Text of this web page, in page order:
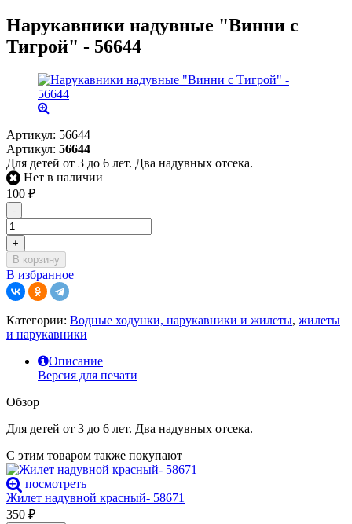
Нарукавники надувные "Винни с
Тигрой" - 56644
Артикул: 56644
Артикул: 56644
Для детей от 3 до 6 лет. Два надувных отсека.
Нет в наличии
100 ₽
-
+
В корзину
В избранное
Категории: Водные ходунки, нарукавники и жилеты, жилеты
и нарукавники
Описание
Версия для печати
Обзор
Для детей от 3 до 6 лет. Два надувных отсека.
С этим товаром также покупают
посмотреть
Жилет надувной красный- 58671
350 ₽